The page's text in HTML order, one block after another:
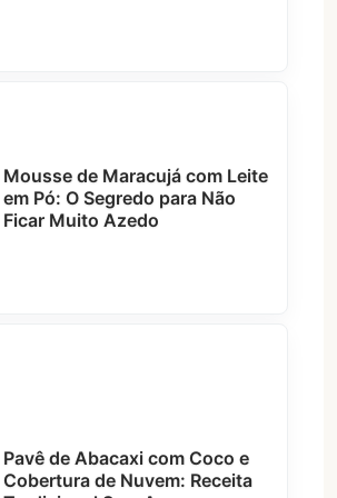
Mousse de Maracujá com Leite
em Pó: O Segredo para Não
Ficar Muito Azedo
Pavê de Abacaxi com Coco e
Cobertura de Nuvem: Receita